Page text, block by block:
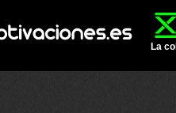
La